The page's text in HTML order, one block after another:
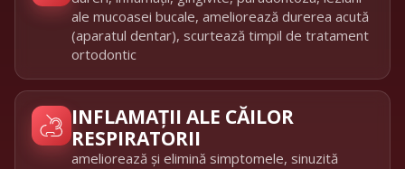
ale mucoasei bucale, ameliorează durerea acută
(aparatul dentar), scurtează timpil de tratament
ortodontic
INFLAMAȚII ALE CĂILOR
RESPIRATORII
ameliorează și elimină simptomele, sinuzită